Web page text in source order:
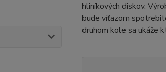
hliníkových diskov.
bude víťazom
druhom kole sa ukáže